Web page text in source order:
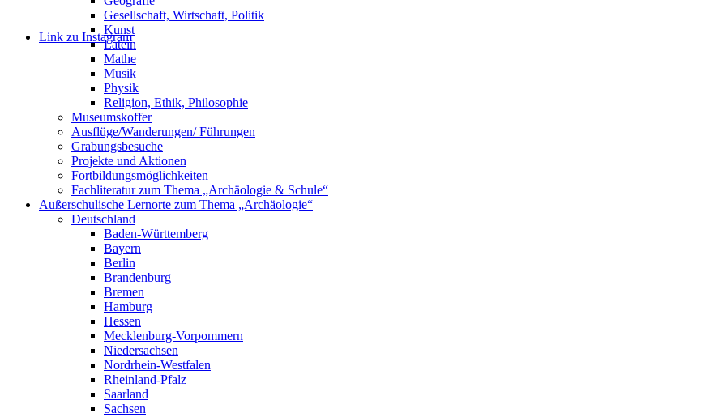
Link zu Instagram
Gesellschaft, Wirtschaft, Politik
Kunst
Latein
Mathe
Musik
Physik
Religion, Ethik, Philosophie
Museumskoffer
Ausflüge/Wanderungen/ Führungen
Grabungsbesuche
Projekte und Aktionen
Fortbildungsmöglichkeiten
Fachliteratur zum Thema „Archäologie & Schule“
Außerschulische Lernorte zum Thema „Archäologie“
Deutschland
Baden-Württemberg
Bayern
Berlin
Brandenburg
Bremen
Hamburg
Hessen
Mecklenburg-Vorpommern
Niedersachsen
Nordrhein-Westfalen
Rheinland-Pfalz
Saarland
Sachsen